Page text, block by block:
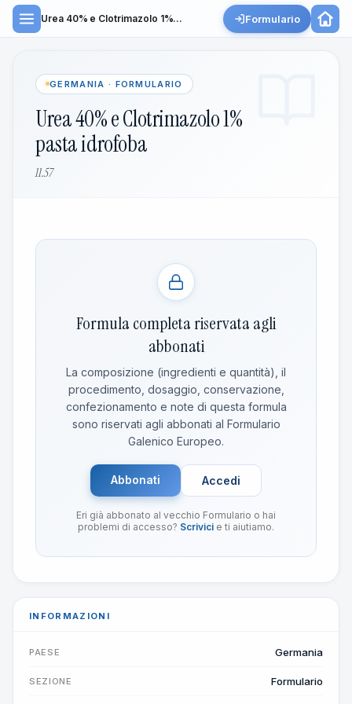
Urea 40% e Clotrimazolo 1%... Formulario
GERMANIA · FORMULARIO
Urea 40% e Clotrimazolo 1%
pasta idrofoba
11.57
Formula completa riservata agli
abbonati
La composizione (ingredienti e quantità), il
procedimento, dosaggio, conservazione,
confezionamento e note di questa formula
sono riservati agli abbonati al Formulario
Galenico Europeo.
Abbonati Accedi
Eri già abbonato al vecchio Formulario o hai
problemi di accesso? Scrivici e ti aiutiamo.
INFORMAZIONI
PAESE Germania
SEZIONE Formulario